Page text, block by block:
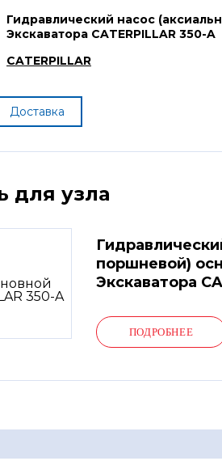
Гидравлический насос
Экскаватора CATERPILLAR 350-A
CATERPILLAR
Доставка
для узла
поршневой)
Экскаватора
ПОДРОБНЕЕ